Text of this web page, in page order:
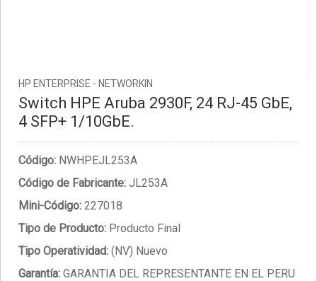
HP ENTERPRISE - NETWORKIN
Switch HPE Aruba 2930F, 24 RJ-45 GbE,
4 SFP+ 1/10GbE.
Código: NWHPEJL253A
Código de Fabricante: JL253A
Mini-Código: 227018
Tipo de Producto: Producto Final
Tipo Operatividad: (NV) Nuevo
Garantía: GARANTIA DEL REPRESENTANTE EN EL PERU